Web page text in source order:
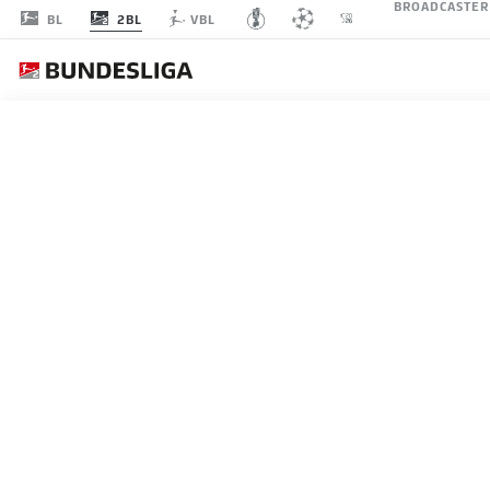
BL 2BL VBL
BROADCASTER